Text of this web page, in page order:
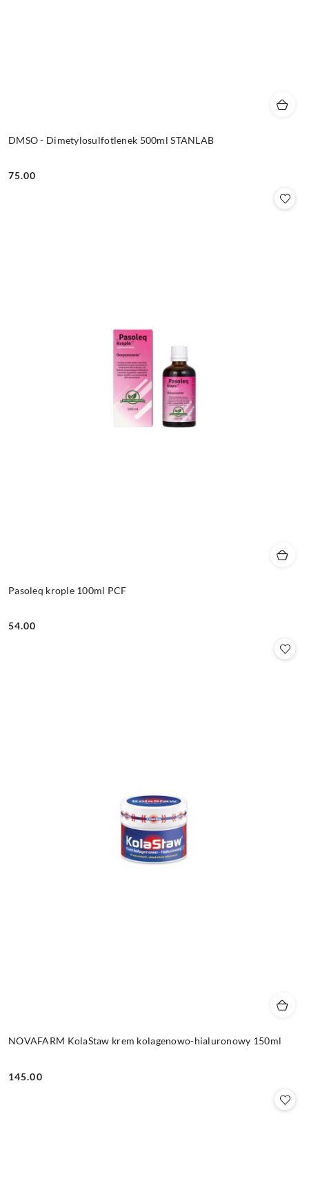
DMSO - Dimetylosulfotlenek 500ml STANLAB
Cena:
75.00
Pasoleq krople 100ml PCF
Cena:
54.00
NOVAFARM KolaStaw krem kolagenowo-hialuronowy 150ml
Cena:
145.00